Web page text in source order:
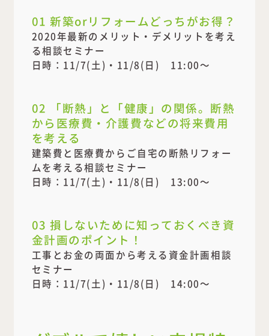
01 新築orリフォームどっちがお得？
2020年最新のメリット・デメリットを考え
る相談セミナー
日時：11/7(土)・11/8(日) 11:00～
02 「断熱」と「健康」の関係。断熱
から医療費・介護費などの将来費用
を考える
建築費と医療費からご自宅の断熱リフォー
ムを考える相談セミナー
日時：11/7(土)・11/8(日) 13:00～
03 損しないために知っておくべき資
金計画のポイント！
工事とお金の両面から考える資金計画相談
セミナー
日時：11/7(土)・11/8(日) 14:00～